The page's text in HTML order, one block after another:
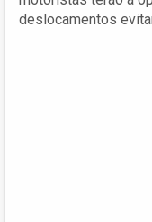
deslocamentos